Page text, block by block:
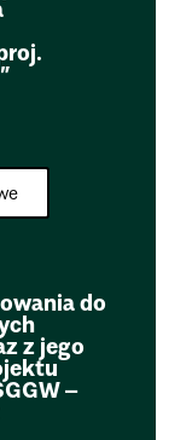
do
z jego
–